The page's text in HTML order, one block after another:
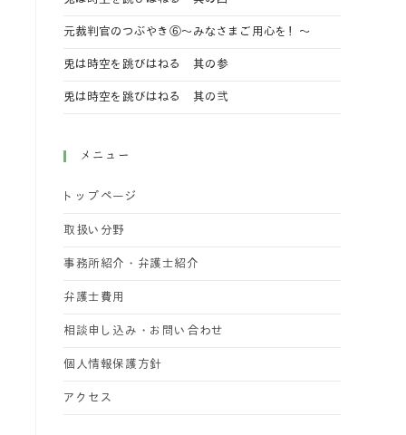
元裁判官のつぶやき⑥～みなさまご用心を！～
兎は時空を跳びはねる 其の参
兎は時空を跳びはねる 其の弐
メニュー
トップページ
取扱い分野
事務所紹介・弁護士紹介
弁護士費用
相談申し込み・お問い合わせ
個人情報保護方針
アクセス